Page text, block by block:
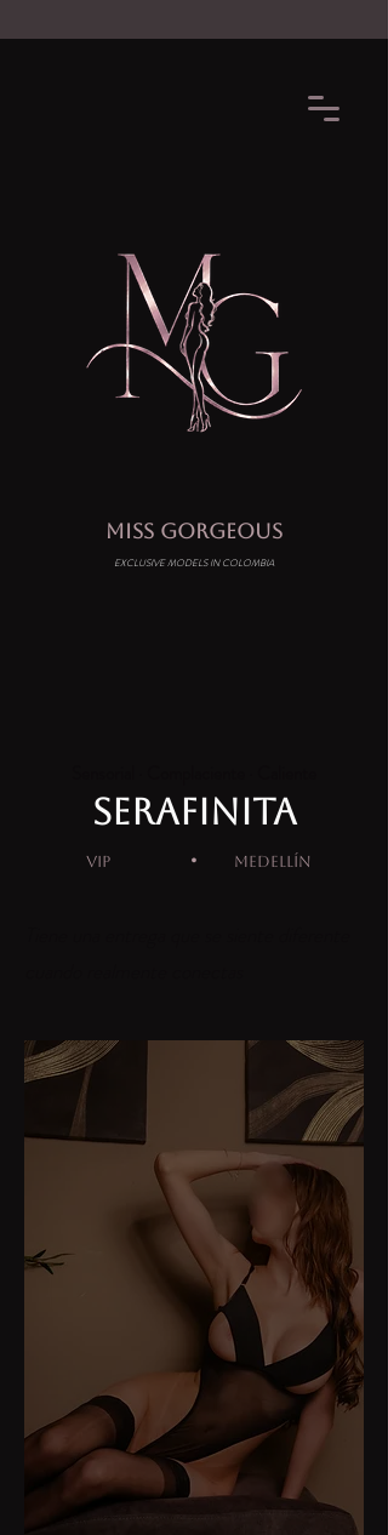
MISS GORGEOUS
EXCLUSIVE MODELS IN COLOMBIA
SERAFINITA
VIP · MEDELLÍN